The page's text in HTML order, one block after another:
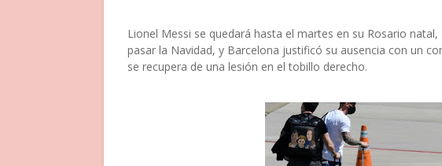
Lionel Messi se quedará hasta el martes en su Rosario
pasar la Navidad, y Barcelona justificó su ausencia con un
se recupera de una lesión en el tobillo derecho.